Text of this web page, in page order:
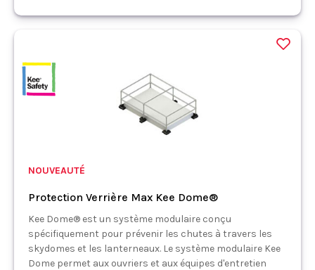
NOUVEAUTÉ
Protection Verrière Max Kee Dome®
Kee Dome® est un système modulaire conçu
spécifiquement pour prévenir les chutes à travers les
skydomes et les lanterneaux. Le système modulaire Kee
Dome permet aux ouvriers et aux équipes d'entretien